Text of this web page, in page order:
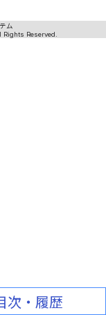
ム
Reserved.
次・履歴